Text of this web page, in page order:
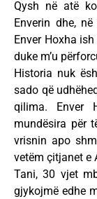
Qysh në atë
Enverin dhe,
Enver Hoxha
duke m’u
Historia nuk
sado që
qilima. Enver
mundësira për
vrisnin apo
vetëm çitjanet e
Tani, 30 vjet
gjykojmë edhe